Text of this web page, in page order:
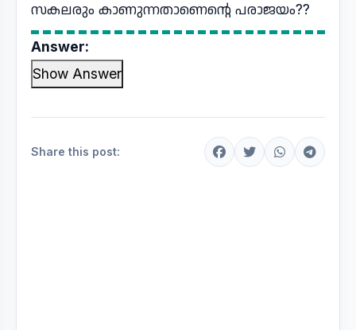
സകലരും കാണുന്നതാണെന്റെ പരാജയം??
Answer:
Show Answer
Share this post: